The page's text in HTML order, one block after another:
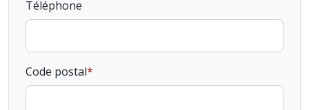
Téléphone
Code postal